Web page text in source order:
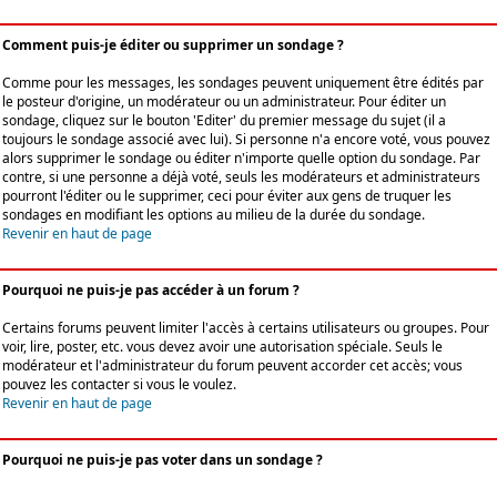
Comment puis-je éditer ou supprimer un sondage ?
Comme pour les messages, les sondages peuvent uniquement être édités par
le posteur d'origine, un modérateur ou un administrateur. Pour éditer un
sondage, cliquez sur le bouton 'Editer' du premier message du sujet (il a
toujours le sondage associé avec lui). Si personne n'a encore voté, vous pouvez
alors supprimer le sondage ou éditer n'importe quelle option du sondage. Par
contre, si une personne a déjà voté, seuls les modérateurs et administrateurs
pourront l'éditer ou le supprimer, ceci pour éviter aux gens de truquer les
sondages en modifiant les options au milieu de la durée du sondage.
Revenir en haut de page
Pourquoi ne puis-je pas accéder à un forum ?
Certains forums peuvent limiter l'accès à certains utilisateurs ou groupes. Pour
voir, lire, poster, etc. vous devez avoir une autorisation spéciale. Seuls le
modérateur et l'administrateur du forum peuvent accorder cet accès; vous
pouvez les contacter si vous le voulez.
Revenir en haut de page
Pourquoi ne puis-je pas voter dans un sondage ?